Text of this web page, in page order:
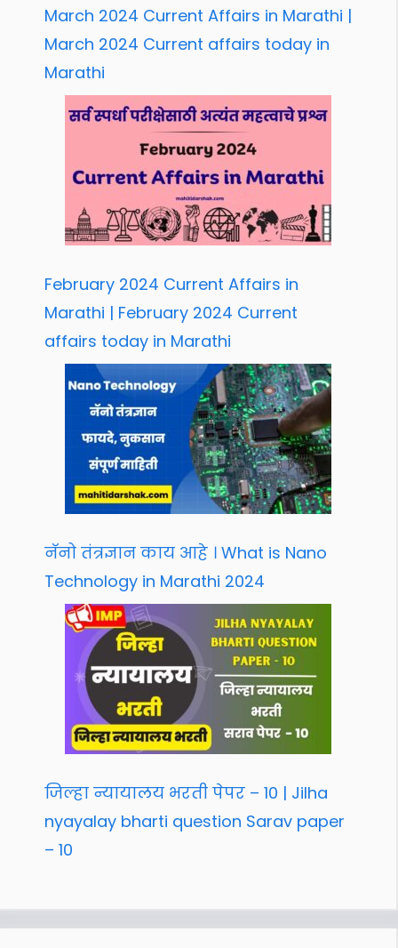
March 2024 Current Affairs in Marathi |
March 2024 Current affairs today in
Marathi
February 2024 Current Affairs in
Marathi | February 2024 Current
affairs today in Marathi
नॅनो तंत्रज्ञान काय आहे । What is Nano
Technology in Marathi 2024
जिल्हा न्यायालय भरती पेपर – 10 | Jilha
nyayalay bharti question Sarav paper
– 10